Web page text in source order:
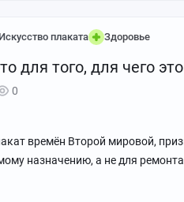
Искусство плаката Здоровье
для того, для чего
0
времён Второй мировой,
назначению, а не для